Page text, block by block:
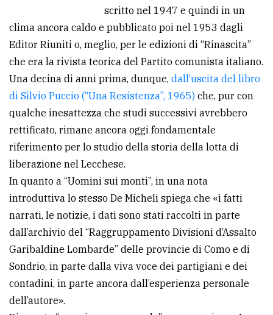
PRIVACY
Privacy
policy
Cookie
policy
scritto nel 1947 e quindi in un
clima ancora caldo e pubblicato poi nel 1953 dagli
Editor Riuniti o, meglio, per le edizioni di “Rinascita”
che era la rivista teorica del Partito comunista italiano.
Una decina di anni prima, dunque, dall’uscita del libro
di Silvio Puccio (“Una Resistenza”, 1965) che, pur con
qualche inesattezza che studi successivi avrebbero
rettificato, rimane ancora oggi fondamentale
riferimento per lo studio della storia della lotta di
liberazione nel Lecchese.
In quanto a “Uomini sui monti”, in una nota
introduttiva lo stesso De Micheli spiega che «i fatti
narrati, le notizie, i dati sono stati raccolti in parte
dall’archivio del “Raggruppamento Divisioni d’Assalto
Garibaldine Lombarde” delle provincie di Como e di
Sondrio, in parte dalla viva voce dei partigiani e dei
contadini, in parte ancora dall’esperienza personale
dell’autore».